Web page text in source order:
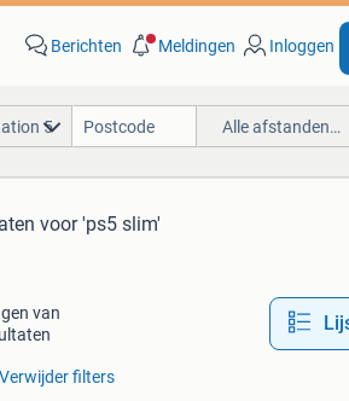
Berichten Meldingen Inloggen
5 Alle afstanden…
voor 'ps5 slim'
van
Verwijder filters